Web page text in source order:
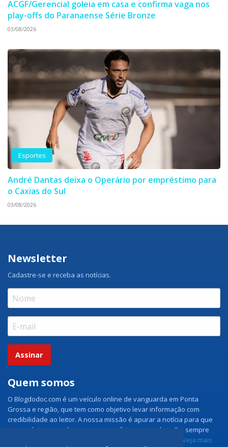
ACGF/Gerencial goleia em casa e confirma vaga nos
play-offs do Paranaense Série Bronze
03/08/2026
Esportes
André Dantas deixa o Operário por empréstimo para
o Caxias do Sul
03/08/2026
Newsletter
Cadastre-se e receba as notícias.
Assinar
Quem somos
O Blogdodoc.com é um veículo online de vanguarda em Ponta
Grossa e região, que tem como objetivo levar informação com
credibilidade ao leitor. A nossa missão é apurar a notícia para que
nossos leitores tenham acesso aos fatos como eles são, sempre
Veja mais